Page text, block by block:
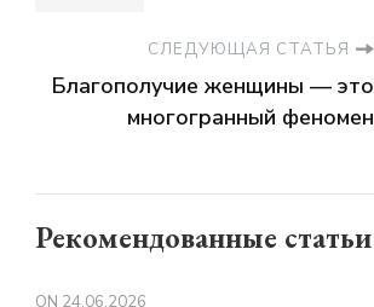
СЛЕДУЮЩАЯ СТАТЬЯ
Благополучие женщины — это
многогранный феномен
Рекомендованные статьи
ON 24.06.2026